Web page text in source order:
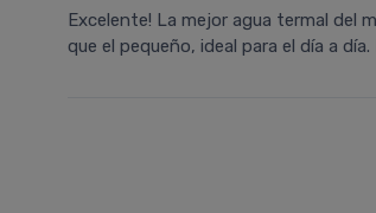
Excelente! La mejor agua termal del
que el pequeño, ideal para el día a